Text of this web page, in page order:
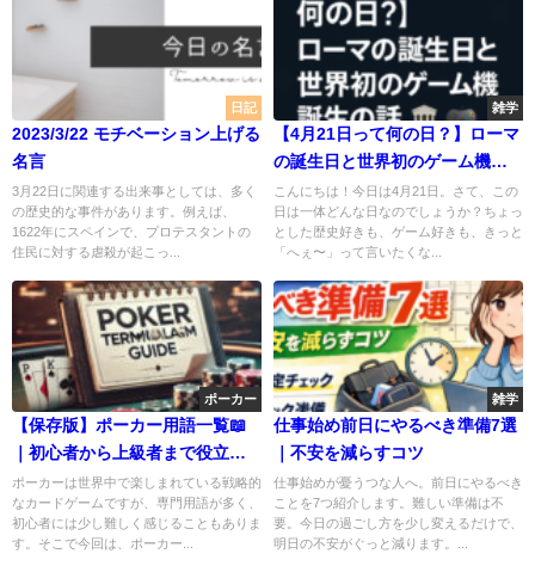
日記
2023/3/22 モチベーション上げる
名言
3月22日に関連する出来事としては、多く
の歴史的な事件があります。例えば、
1622年にスペインで、プロテスタントの
住民に対する虐殺が起こっ...
雑学
【4月21日って何の日？】ローマ
の誕生日と世界初のゲーム機誕
生の話🎮🏛️
こんにちは！今日は4月21日。さて、この
日は一体どんな日なのでしょうか？ちょっ
とした歴史好きも、ゲーム好きも、きっと
「へぇ〜」って言いたくな...
ポーカー
【保存版】ポーカー用語一覧📖
｜初心者から上級者まで役立つ
完全ガイド
ポーカーは世界中で楽しまれている戦略的
なカードゲームですが、専門用語が多く、
初心者には少し難しく感じることもありま
す。そこで今回は、ポーカー...
雑学
仕事始め前日にやるべき準備7選
｜不安を減らすコツ
仕事始めが憂うつな人へ。前日にやるべき
ことを7つ紹介します。難しい準備は不
要。今日の過ごし方を少し変えるだけで、
明日の不安がぐっと減ります。...